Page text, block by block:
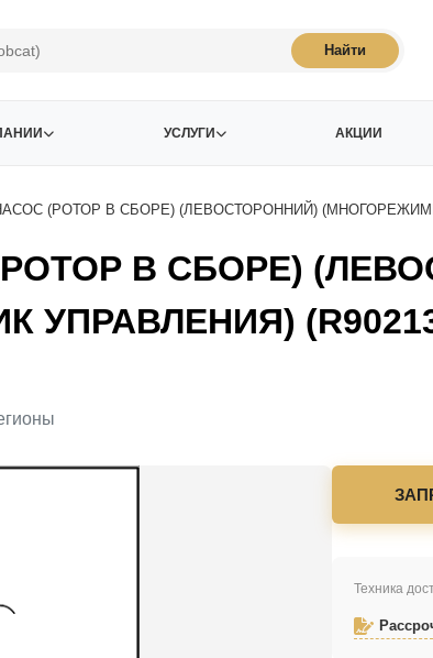
Найти
УСЛУГИ АКЦИИ
(РОТОР В СБОРЕ) (ЛЕВОСТОРОННИЙ)
В СБОРЕ)
Техника